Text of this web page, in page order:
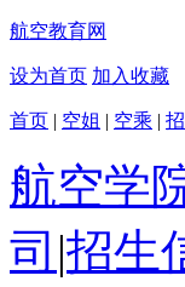
航空教育网
设为首页 加入收藏
首页 | 空姐 | 空乘 |
航空学
司 |招生